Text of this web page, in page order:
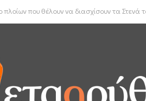
που θέλουν να διασχίσουν τα Στενά
οι υπογραφές με τον γαλλικό κολοσσό